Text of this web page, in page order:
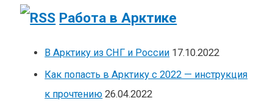
Работа в Арктике
В Арктику из СНГ и России 17.10.2022
Как попасть в Арктику с 2022 — инструкция
к прочтению 26.04.2022